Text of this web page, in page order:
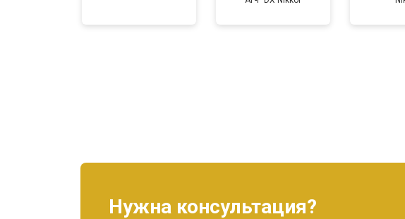
Нужна консультация?